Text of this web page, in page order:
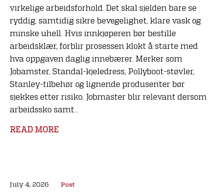
virkelige arbeidsforhold. Det skal sjelden bare se
ryddig, samtidig sikre bevegelighet, klare vask og
minske uhell. Hvis innkjøperen bør bestille
arbeidsklær, forblir prosessen klokt å starte med
hva oppgaven daglig innebærer. Merker som
Jobamster, Standal-kjeledress, Pollyboot-støvler,
Stanley-tilbehør og lignende produsenter bør
sjekkes etter risiko. Jobmaster blir relevant dersom
arbeidssko samt...
READ MORE
July 4, 2026 Post